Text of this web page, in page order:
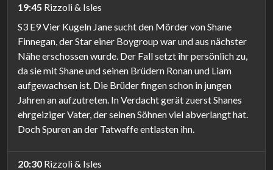
19:45 Rizzoli & Isles
S3 E9 Vier Kugeln Jane sucht den Mörder von Shane
Finnegan, der Star einer Boygroup war und aus nächster
Nähe erschossen wurde. Der Fall setzt ihr persönlich zu,
da sie mit Shane und seinen Brüdern Ronan und Liam
aufgewachsen ist. Die Brüder fingen schon in jungen
Jahren an aufzutreten. In Verdacht gerät zuerst Shanes
ehrgeiziger Vater, der seinen Söhnen viel abverlangt hat.
Doch Spuren an der Tatwaffe entlasten ihn.
20:30 Rizzoli & Isles